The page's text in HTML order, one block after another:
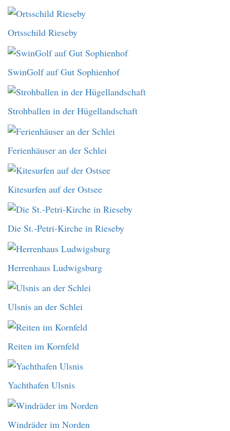
Ortsschild Rieseby
SwinGolf auf Gut Sophienhof
Strohballen in der Hügellandschaft
Ferienhäuser an der Schlei
Kitesurfen auf der Ostsee
Die St.-Petri-Kirche in Rieseby
Herrenhaus Ludwigsburg
Ulsnis an der Schlei
Reiten im Kornfeld
Yachthafen Ulsnis
Windräder im Norden